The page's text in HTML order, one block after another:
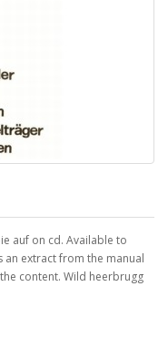
auf on cd. Available to
extract from the manual
content. Wild heerbrugg